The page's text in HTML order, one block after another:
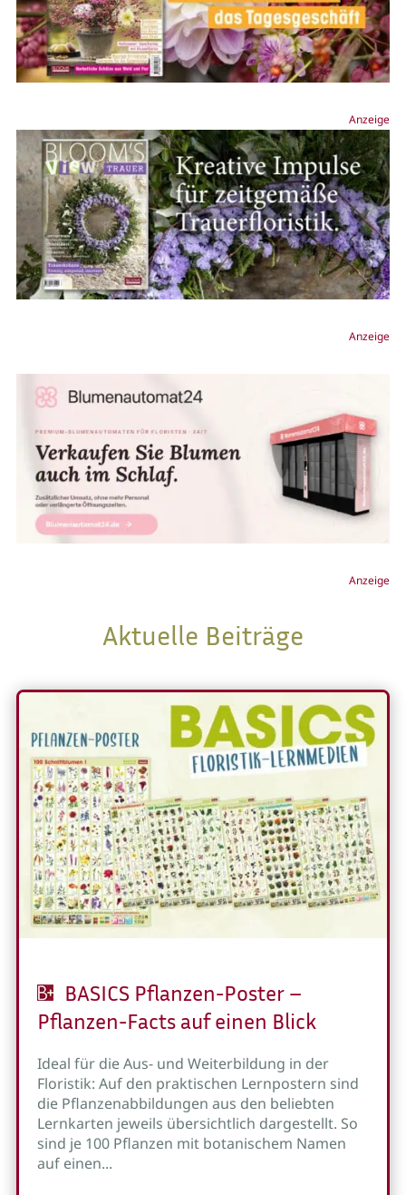
Anzeige
Anzeige
Anzeige
Aktuelle Beiträge
BASICS Pflanzen-Poster –
Pflanzen-Facts auf einen Blick
Ideal für die Aus- und Weiterbildung in der
Floristik: Auf den praktischen Lernpostern sind
die Pflanzenabbildungen aus den beliebten
Lernkarten jeweils übersichtlich dargestellt. So
sind je 100 Pflanzen mit botanischem Namen
auf einen...